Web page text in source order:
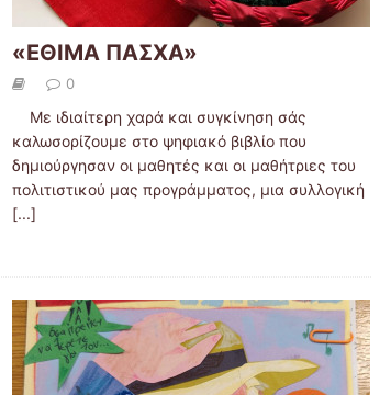
«ΕΘΙΜΑ ΠΑΣΧΑ»
0
Με ιδιαίτερη χαρά και συγκίνηση σάς
καλωσορίζουμε στο ψηφιακό βιβλίο που
δημιούργησαν οι μαθητές και οι μαθήτριες του
πολιτιστικού μας προγράμματος, μια συλλογική
[...]